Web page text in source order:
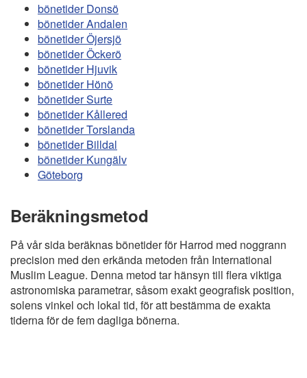
bönetider Donsö
bönetider Andalen
bönetider Öjersjö
bönetider Öckerö
bönetider Hjuvik
bönetider Hönö
bönetider Surte
bönetider Kållered
bönetider Torslanda
bönetider Billdal
bönetider Kungälv
Göteborg
Beräkningsmetod
På vår sida beräknas bönetider för Harrod med noggrann
precision med den erkända metoden från International
Muslim League. Denna metod tar hänsyn till flera viktiga
astronomiska parametrar, såsom exakt geografisk position,
solens vinkel och lokal tid, för att bestämma de exakta
tiderna för de fem dagliga bönerna.